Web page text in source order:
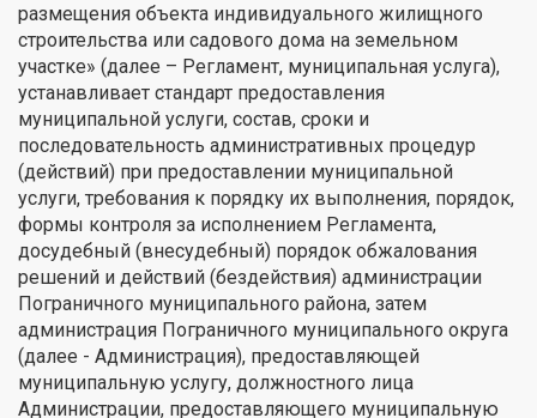
размещения объекта индивидуального жилищного
строительства или садового дома на земельном
участке» (далее – Регламент, муниципальная услуга),
устанавливает стандарт предоставления
муниципальной услуги, состав, сроки и
последовательность административных процедур
(действий) при предоставлении муниципальной
услуги, требования к порядку их выполнения, порядок,
формы контроля за исполнением Регламента,
досудебный (внесудебный) порядок обжалования
решений и действий (бездействия) администрации
Пограничного муниципального района, затем
администрация Пограничного муниципального округа
(далее - Администрация), предоставляющей
муниципальную услугу, должностного лица
Администрации, предоставляющего муниципальную